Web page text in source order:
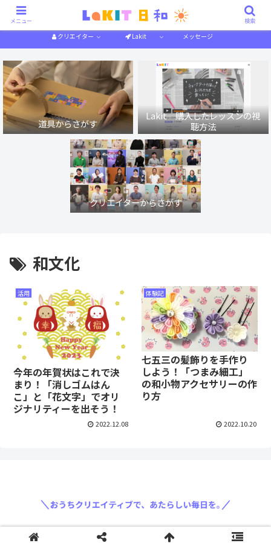
作り方解説 特集一覧
クリエイター Lakit メッセージ
道具からさがす
Lakit 購入したレッスンの視
聴方法
クリエイターからさがす
和文化
活用
今年の年賀状はこれで決
まり！「消しゴムはん
こ」と「花文字」でオリ
ジナリティーを出そう！
2022.12.08
体験記
七五三の髪飾りを手作り
しよう！「つまみ細工」
の和小物アクセサリーの作
り方
2022.10.20
〈運営会社: 三菱鉛筆株式会社〉
メニュー 検索